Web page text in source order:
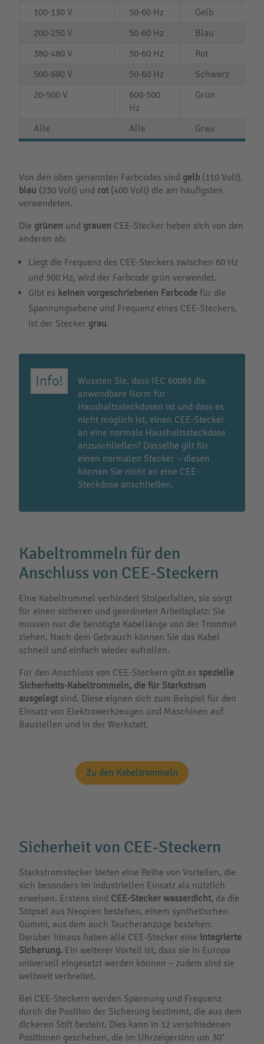
100-130 V 50-60 Hz
Gelb
200-250 V
50-60 Hz
Blau
380-480 V
50-60 Hz
Rot
500-690 V
50-60 Hz
Schwarz
20-500 V
600-500
Hz
Grün
Alle Alle Grau
Von den oben genannten Farbcodes sind gelb (110 Volt),
blau (230 Volt) und rot(400 Volt) die am häufigsten
verwendeten.
Die grünen und grauen CEE-Stecker heben sich von den
anderen ab:
Liegt die Frequenz des CEE-Steckers zwischen 60 Hz
und 500 Hz, wird der Farbcode grün verwendet.
Gibt es keinen vorgeschriebenen Farbcode für die
Spannungsebene und Frequenz eines CEE-Steckers,
ist der Stecker grau.
Wussten Sie, dass IEC 60083 die
anwendbare Norm für
Haushaltssteckdosen ist und dass es
nicht möglich ist, einen CEE-Stecker
an eine normale Haushaltssteckdose
anzuschließen? Dasselbe gilt für
einen normalen Stecker – diesen
können Sie nicht an eine CEE-
Steckdose anschließen.
Kabeltrommeln für den
Anschluss von CEE-Steckern
Eine Kabeltrommel verhindert Stolperfallen, sie sorgt
für einen sicheren und geordneten Arbeitsplatz: Sie
müssen nur die benötigte Kabellänge von der Trommel
ziehen. Nach dem Gebrauch können Sie das Kabel
schnell und einfach wieder aufrollen.
Für den Anschluss von CEE-Steckern gibt es spezielle
Sicherheits-Kabeltrommeln, die für Starkstrom
ausgelegtsind. Diese eignen sich zum Beispiel für den
Einsatz von Elektrowerkzeugen und Maschinen auf
Baustellen und in der Werkstatt.
Zu den Kabeltrommeln
Sicherheit von CEE-Steckern
Starkstromstecker bieten eine Reihe von Vorteilen, die
sich besonders im industriellen Einsatz als nützlich
erweisen. Erstens sind CEE-Stecker wasserdicht, da die
Stöpsel aus Neopren bestehen, einem synthetischen
Gummi, aus dem auch Taucheranzüge bestehen.
Darüber hinaus haben alle CEE-Stecker eine integrierte
Sicherung. Ein weiterer Vorteil ist, dass sie in Europa
universell eingesetzt werden können – zudem sind sie
weltweit verbreitet.
Bei CEE-Steckern werden Spannung und Frequenz
durch die Position der Sicherung bestimmt, die aus dem
dickeren Stift besteht. Dies kann in 12 verschiedenen
Positionen geschehen, die im Uhrzeigersinn um 30°